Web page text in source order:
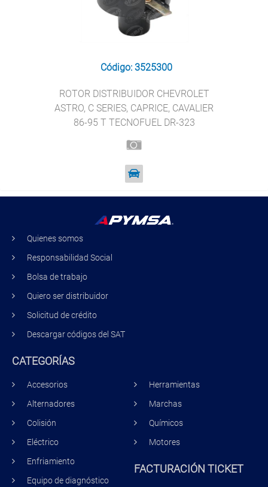
Código: 3525300
ROTOR DISTRIBUIDOR CHEVROLET
ASTRO, C SERIES, CAPRICE, CAVALIER
86-95 T TECNOFUEL DR-323
Quienes somos
Responsabilidad Social
Bolsa de trabajo
Quiero ser distribuidor
Solicitud de crédito
Descargar códigos del SAT
CATEGORÍAS
Accesorios
Alternadores
Colisión
Eléctrico
Enfriamiento
Equipo de diagnóstico
Herramientas
Marchas
Químicos
Motores
FACTURACIÓN TICKET